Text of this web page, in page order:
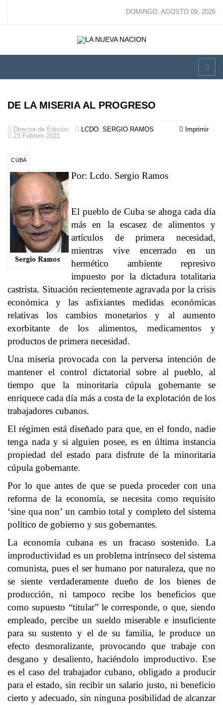
DOMINGO, AGOSTO 09, 2026
DE LA MISERIA AL PROGRESO
Imprimir
Director de Edición
LCDO. SERGIO RAMOS
23 Febrero 2021
CUBA
Por: Lcdo. Sergio Ramos
El pueblo de Cuba se ahoga cada día
más en la escasez de alimentos y
artículos de primera necesidad,
mientras vive encerrado en un
hermético ambiente represivo
impuesto por la dictadura totalitaria
castrista. Situación recientemente agravada por la crisis
económica y las asfixiantes medidas económicas
relativas los cambios monetarios y al aumento
exorbitante de los alimentos, medicamentos y
productos de primera necesidad.
Una miseria provocada con la perversa intención de
mantener el control dictatorial sobre al pueblo, al
tiempo que la minoritaria cúpula gobernante se
enriquece cada día más a costa de la explotación de los
trabajadores cubanos.
El régimen está diseñado para que, en el fondo, nadie
tenga nada y si alguien posee, es en última instancia
propiedad del estado para disfrute de la minoritaria
cúpula gobernante.
Por lo que antes de que se pueda proceder con una
reforma de la economía, se necesita como requisito
‘sine qua non’ un cambio total y completo del sistema
político de gobierno y sus gobernantes.
La economía cubana es un fracaso sostenido. La
improductividad es un problema intrínseco del sistema
comunista, pues el ser humano por naturaleza, que no
se siente verdaderamente dueño de los bienes de
producción, ni tampoco recibe los beneficios que
como supuesto “titular” le corresponde, o que, siendo
empleado, percibe un sueldo miserable e insuficiente
para su sustento y el de su familia, le produce un
efecto desmoralizante, provocando que trabaje con
desgano y desaliento, haciéndolo improductivo. Ese
es el caso del trabajador cubano, obligado a producir
para el estado, sin recibir un salario justo, ni beneficio
cierto y adecuado, sin ninguna posibilidad de alcanzar